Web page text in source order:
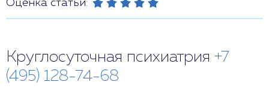
Оценка статьи:
Круглосуточная психиатрия +7
(495) 128-74-68